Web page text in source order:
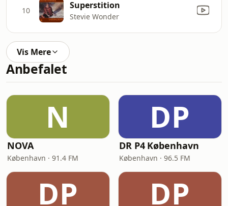
10 Superstition
Stevie Wonder
Vis Mere
Anbefalet
N
NOVA
København · 91.4 FM
DP
DR P4 København
København · 96.5 FM
DP DP